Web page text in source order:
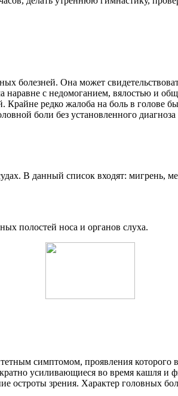
болезней. Она может
с недомоганием, вялостью и
Крайне редко жалоба на боль в
боли без установленного
В данный список входят: мигрень,
полостей носа и органов слуха.
симптомом, проявления
усиливающиеся во время кашля
остроты зрения. Характер головных